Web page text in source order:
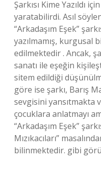
Şarkısı Kime Yazıldı
yaratabilirdi. Asıl
“Arkadaşım Eşek”
yazılmamış, kurgusal
edilmektedir . Ancak,
sanatı ile eşeğin
sitem edildiği
göre ise şarkı, Barış
sevgisini yansıtmakta
çocuklara anlatmayı
“Arkadaşım Eşek”
Mızıkacıları”
bilinmektedir. gibi